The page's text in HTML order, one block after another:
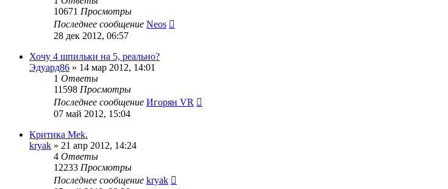
10671 Просмотры
Последнее сообщение Neos
28 дек 2012, 06:57
Хочу 4 шпильки на 5, реально?
Эдуард86 » 14 мар 2012, 14:01
1 Ответы
11598 Просмотры
Последнее сообщение Игорян VR
07 май 2012, 15:04
Критика Mek.
kryak » 21 апр 2012, 14:24
4 Ответы
12233 Просмотры
Последнее сообщение kryak